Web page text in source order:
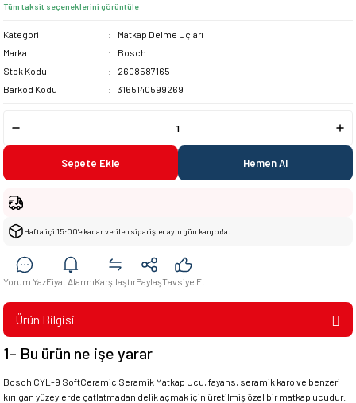
Tüm taksit seçeneklerini görüntüle
Kategori
Matkap Delme Uçları
Marka
Bosch
Stok Kodu
2608587165
Barkod Kodu
3165140599269
Sepete Ekle Hemen Al
Hafta içi 15:00’e kadar verilen siparişler aynı gün kargoda.
Yorum YazFiyat AlarmıKarşılaştırPaylaşTavsiye Et
Ürün Bilgisi
1- Bu ürün ne işe yarar
Bosch CYL-9 SoftCeramic Seramik Matkap Ucu, fayans, seramik karo ve benzeri
kırılgan yüzeylerde çatlatmadan delik açmak için üretilmiş özel bir matkap ucudur.